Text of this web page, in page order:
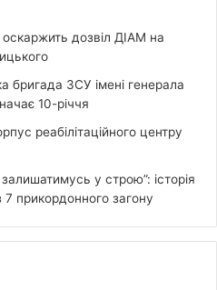
дозвіл ДІАМ на
бригада ЗСУ імені генерала
10-річчя
реабілітаційного центру
у строю”: історія
прикордонного загону